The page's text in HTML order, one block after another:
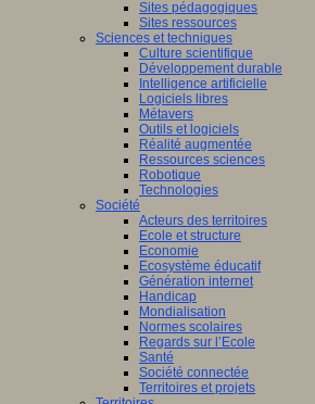
Sites pédagogiques
Sites ressources
Sciences et techniques
Culture scientifique
Développement durable
Intelligence artificielle
Logiciels libres
Métavers
Outils et logiciels
Réalité augmentée
Ressources sciences
Robotique
Technologies
Société
Acteurs des territoires
Ecole et structure
Economie
Ecosystème éducatif
Génération internet
Handicap
Mondialisation
Normes scolaires
Regards sur l’Ecole
Santé
Société connectée
Territoires et projets